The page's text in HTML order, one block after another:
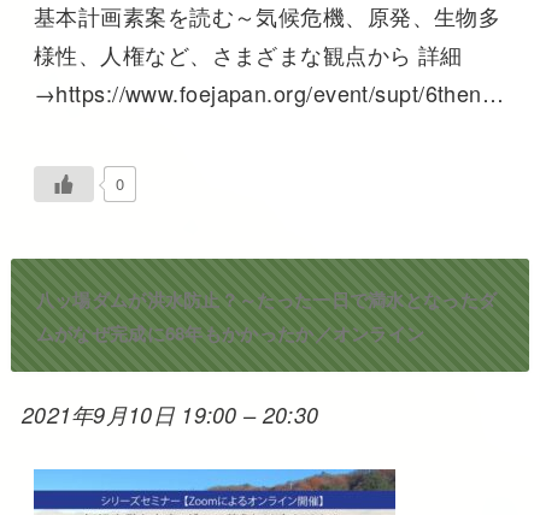
基本計画素案を読む～気候危機、原発、生物多
様性、人権など、さまざまな観点から 詳細
→https://www.foejapan.org/event/supt/6then…
0
八ッ場ダムが洪水防止？～たった一日で満水となったダ
ムがなぜ完成に68年もかかったか／オンライン
2021年9月10日 19:00 –20:30